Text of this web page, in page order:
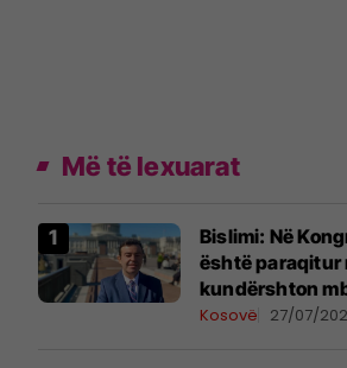
Më të lexuarat
Bislimi: Në
është paraqitur
kundërshton
Asamblesë
Kosovë 27/07/